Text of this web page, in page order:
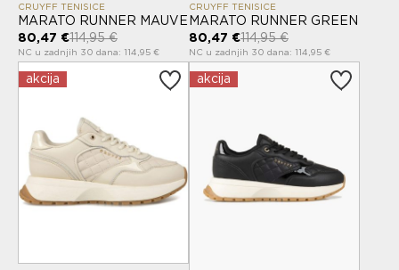
CRUYFF TENISICE
MARATO RUNNER MAUVE
80,47 €114,95 €
NC u zadnjih 30 dana: 114,95 €
CRUYFF TENISICE
MARATO RUNNER GREEN
80,47 €114,95 €
NC u zadnjih 30 dana: 114,95 €
akcija akcija